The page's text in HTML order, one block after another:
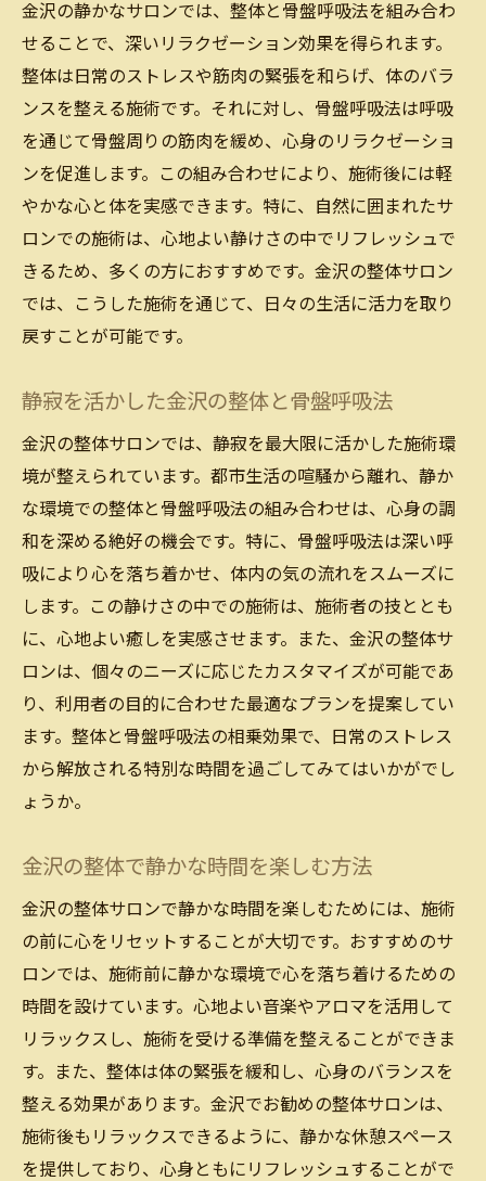
金沢の静かなサロンでは、整体と骨盤呼吸法を組み合わ
せることで、深いリラクゼーション効果を得られます。
整体は日常のストレスや筋肉の緊張を和らげ、体のバラ
ンスを整える施術です。それに対し、骨盤呼吸法は呼吸
を通じて骨盤周りの筋肉を緩め、心身のリラクゼーショ
ンを促進します。この組み合わせにより、施術後には軽
やかな心と体を実感できます。特に、自然に囲まれたサ
ロンでの施術は、心地よい静けさの中でリフレッシュで
きるため、多くの方におすすめです。金沢の整体サロン
では、こうした施術を通じて、日々の生活に活力を取り
戻すことが可能です。
静寂を活かした金沢の整体と骨盤呼吸法
金沢の整体サロンでは、静寂を最大限に活かした施術環
境が整えられています。都市生活の喧騒から離れ、静か
な環境での整体と骨盤呼吸法の組み合わせは、心身の調
和を深める絶好の機会です。特に、骨盤呼吸法は深い呼
吸により心を落ち着かせ、体内の気の流れをスムーズに
します。この静けさの中での施術は、施術者の技ととも
に、心地よい癒しを実感させます。また、金沢の整体サ
ロンは、個々のニーズに応じたカスタマイズが可能であ
り、利用者の目的に合わせた最適なプランを提案してい
ます。整体と骨盤呼吸法の相乗効果で、日常のストレス
から解放される特別な時間を過ごしてみてはいかがでし
ょうか。
金沢の整体で静かな時間を楽しむ方法
金沢の整体サロンで静かな時間を楽しむためには、施術
の前に心をリセットすることが大切です。おすすめのサ
ロンでは、施術前に静かな環境で心を落ち着けるための
時間を設けています。心地よい音楽やアロマを活用して
リラックスし、施術を受ける準備を整えることができま
す。また、整体は体の緊張を緩和し、心身のバランスを
整える効果があります。金沢でお勧めの整体サロンは、
施術後もリラックスできるように、静かな休憩スペース
を提供しており、心身ともにリフレッシュすることがで